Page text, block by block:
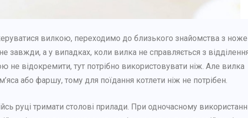
вилкою, переходимо до близького знайомства з
завжди, а у випадках, коли вилка не справляється з
не відокремити, тут потрібно використовувати ніж. Але вилка
або фаршу, тому для поїдання котлети ніж не потрібен.
руці тримати столові прилади. При одночасному